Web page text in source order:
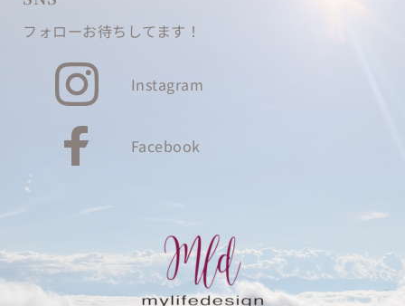
フォローお待ちしてます！
Instagram
Facebook